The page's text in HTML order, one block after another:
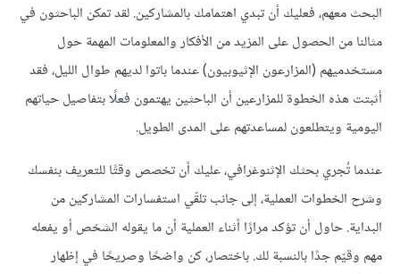
البحث معهم، فعليك أن تبدي اهتمامك بالمشاركين. لقد تمكن الباحثون في
مثالنا من الحصول على المزيد من الأفكار والمعلومات المهمة حول
مستخدميهم (المزارعون الإثيوبيون) عندما باتوا لديهم طوال الليل، فقد
أثبتت هذه الخطوة للمزارعين أن الباحثين يهتمون فعلًا بتفاصيل حياتهم
اليومية ويتطلعون لمساعدتهم على المدى الطويل.
عندما تُجري بحثك الإثنوغرافي، عليك أن تخصص وقتًا للتعريف بنفسك
وشرح الخطوات العملية، إلى جانب تلقّي استفسارات المشاركين من
البداية. حاول أن تؤكد مرارًا أثناء العملية أن ما يقوله الشخص أو يفعله
مهم وقيّم جدًا بالنسبة لك. باختصار، كن واضحًا وصريحًا في إظهار